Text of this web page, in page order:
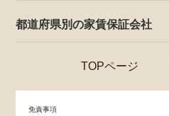
都道府県別の家賃保証会社
TOPページ
免責事項